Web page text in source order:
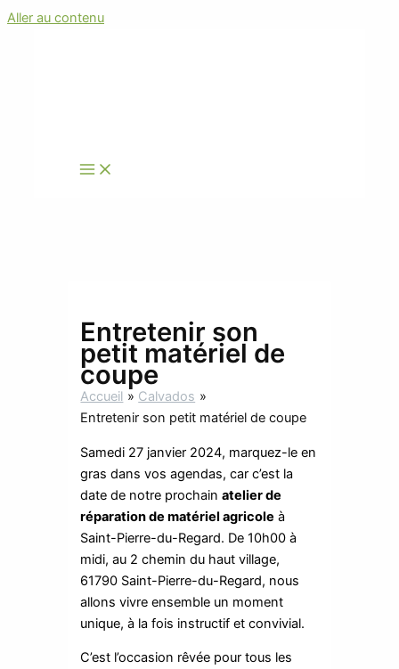
Aller au contenu
Entretenir son
petit matériel de
coupe
Accueil
Calvados
Entretenir son petit matériel de coupe
Samedi 27 janvier 2024, marquez-le en
gras dans vos agendas, car c’est la
date de notre prochainatelier de
réparation de matériel agricole à
Saint-Pierre-du-Regard. De 10h00 à
midi, au 2 chemin du haut village,
61790 Saint-Pierre-du-Regard, nous
allons vivre ensemble un moment
unique, à la fois instructif et convivial.
C’est l’occasion rêvée pour tous les